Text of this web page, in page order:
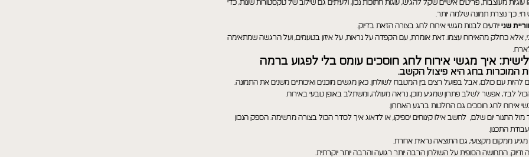
עוגיות מעוצבות, פריטים אישיים שקל להגיש, עוגות חתוכות נכון, ולעיתים גם שילוב של טקסטורות שונות, כדי
חי. כך נוצרת תמונה שלמה יותר.
שנייודעים לבנות מגשי אירוח לחג בצורה הזאת בדיוק.
אלא כחלק מהאירוח עצמו. זאת אומרת, עם הקפדה על נראות, על איזון בטעמים, ועל הרגשה שמתאימה
איך מגשי אירוח לחג חוסכים עומס בלי לפגוע ברמה
המוכרות בחג היא פיצול הקשב.
להיות עם כולם, אבל בפועל רצים בין המטבח לשולחן. כאן מגשים מוכנים ואיכותיים משנים את התמונה.
לבד, אפשר לשלב פתרון שמגיע מוכן, נראה מעולה, ומשתלב באופן טבעי באירוח.
אירוח לחג חוסכים גם החלטות ברגע האחרון.
מול התנור יום שלם, לחשב אילו קינוחים יספיקו, או לדאוג איך לסדר הכול בצורה מרשימה. הספק הנכון
התכנון.
מגיע ממקום מקצועי, גם התוצאה נראית אחרת.
ודיוק. התחושה הסופית על השולחן הרבה יותר רגועה והרבה יותר יוקרתית.